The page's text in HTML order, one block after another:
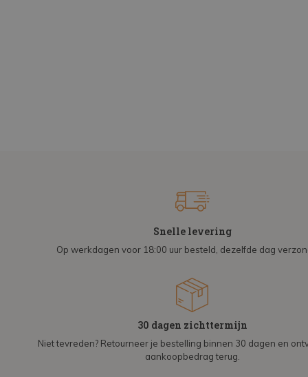
Snelle levering
Op werkdagen voor 18:00 uur besteld, dezelfde dag
30 dagen zichttermijn
Niet tevreden? Retourneer je bestelling binnen 30 dagen en
aankoopbedrag terug.